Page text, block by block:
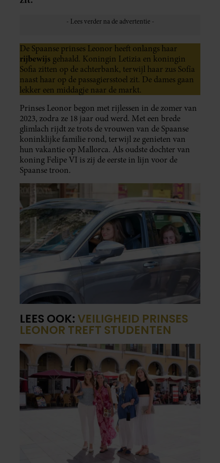
De Spaanse prinses Leonor heeft onlangs haar
rijbewijs gehaald. Koningin Letizia en koningin
Sofia zitten op de achterbank, terwijl haar zus Sofía
naast haar op de passagiersstoel zit. De dames gaan
lekker een middagje naar de markt.
Prinses Leonor begon met rijlessen in de zomer van
2023, zodra ze 18 jaar oud werd. Met een brede
glimlach rijdt ze trots de vrouwen van de Spaanse
koninklijke familie rond, terwijl ze genieten van
hun vakantie op Mallorca. Als oudste dochter van
koning Felipe VI is zij de eerste in lijn voor de
Spaanse troon.
LEES OOK:VEILIGHEID PRINSES
LEONOR TREFT STUDENTEN